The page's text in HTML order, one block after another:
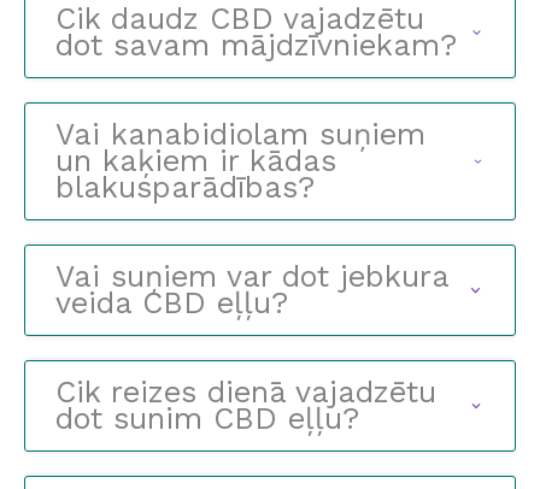
Cik daudz CBD vajadzētu
dot savam mājdzīvniekam?
Vai kanabidiolam suņiem
un kaķiem ir kādas
blakusparādības?
Vai suņiem var dot jebkura
veida CBD eļļu?
Cik reizes dienā vajadzētu
dot sunim CBD eļļu?